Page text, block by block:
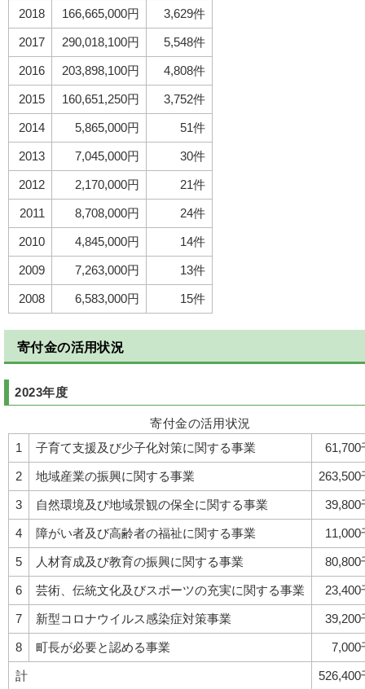
2018 166,665,000円 3,629件
2017 290,018,100円 5,548件
2016 203,898,100円 4,808件
2015 160,651,250円 3,752件
2014 5,865,000円 51件
2013 7,045,000円 30件
2012 2,170,000円 21件
2011 8,708,000円 24件
2010 4,845,000円 14件
2009 7,263,000円 13件
2008 6,583,000円 15件
寄付金の活用状況
2023年度
寄付金の活用状況
1
子育て支援及び少子化対策に関する事業 61,700
2 地域産業の振興に関する事業 263,500
3 自然環境及び地域景観の保全に関する事業 39,800
4 障がい者及び高齢者の福祉に関する事業 11,000
5 人材育成及び教育の振興に関する事業 80,800
6 芸術、伝統文化及びスポーツの充実に関する事業 23,400
7 新型コロナウイルス感染症対策事業 39,200
8 町長が必要と認める事業 7,000
計 526,400